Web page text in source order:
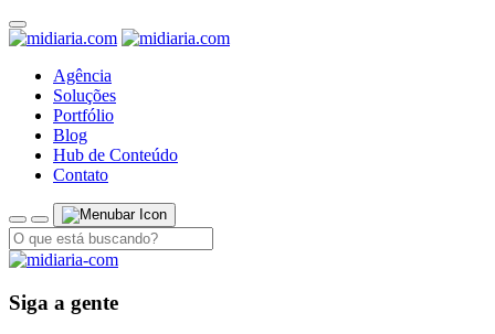
Agência
Soluções
Portfólio
Blog
Hub de Conteúdo
Contato
Siga a gente